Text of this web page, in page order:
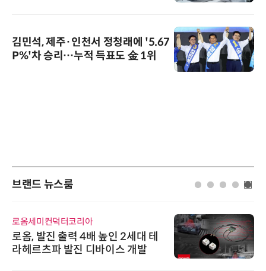
김민석, 제주·인천서 정청래에 '5.67
P%'차 승리…누적 득표도 金 1위
브랜드 뉴스룸
와이즈스톤, 에이데이타 'SCV 기반
수집 데이터'에 DQ인증 최고 등급